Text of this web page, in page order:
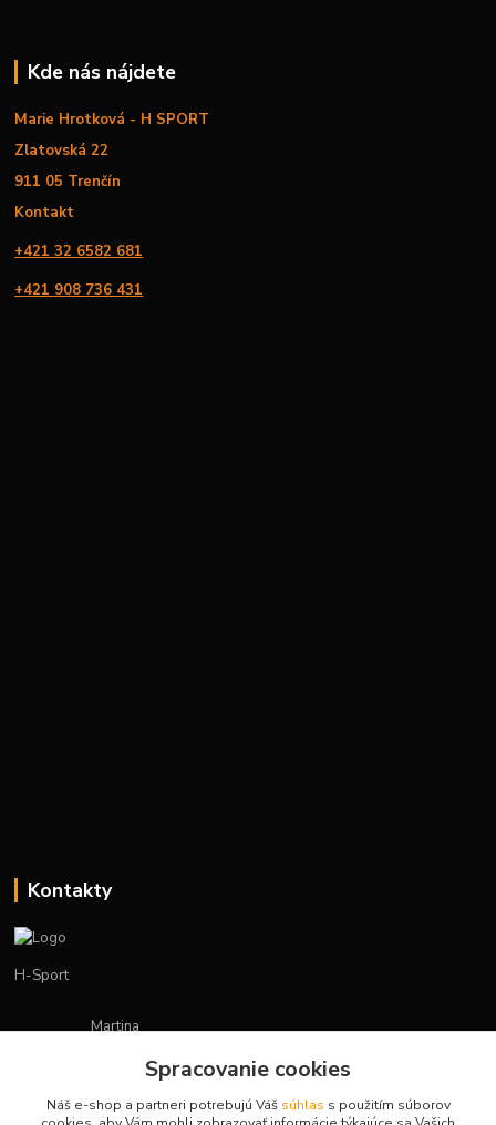
Kde nás nájdete
Marie Hrotková - H SPORT
Zlatovská 22
911 05 Trenčín
Kontakt
+421 32 6582 681
+421 908 736 431
Kontakty
H-Sport
Martina
(Po-Pia, 7-15 hod.)
obchod.hsport@gmail.com
Spracovanie cookies
Náš e-shop a partneri potrebujú Váš súhlas s použitím súborov